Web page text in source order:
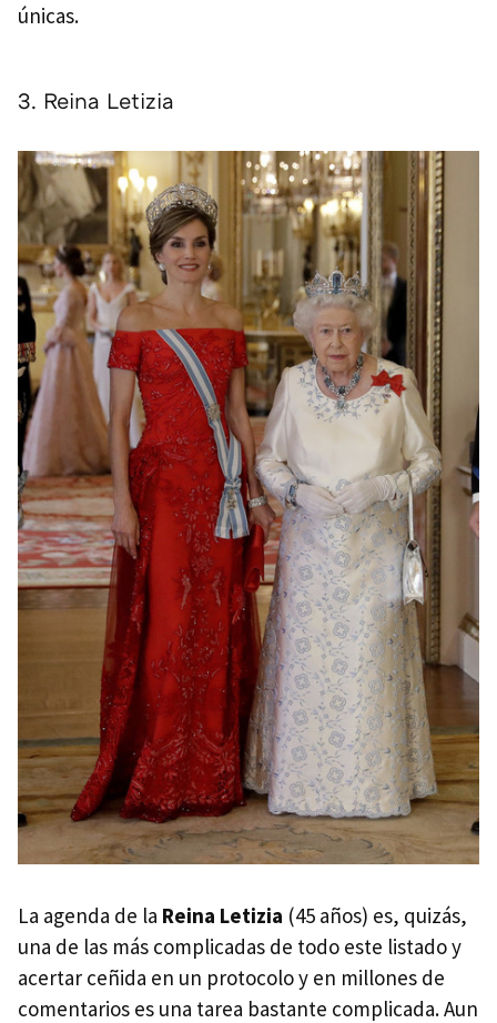
únicas.
3. Reina Letizia
La agenda de la Reina Letizia (45 años) es, quizás,
una de las más complicadas de todo este listado y
acertar ceñida en un protocolo y en millones de
comentarios es una tarea bastante complicada. Aun